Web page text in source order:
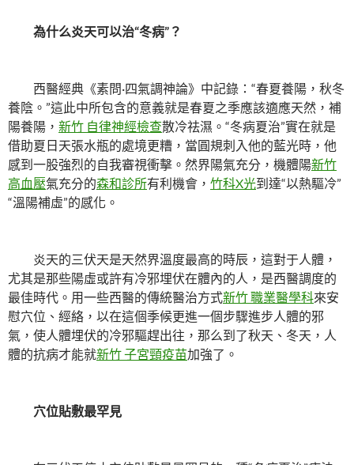
為什么炎天可以治“冬病”？
西醫經典《素問·四氣調神論》中記錄：“春夏養陽，秋冬
養陰。”這此中所包含的意義就是春夏之季應該適應天然，補
陽養陽， 新竹 自律神經檢查散冷祛濕。“冬病夏治”實在就是
借助夏日天張水瓶的處境更糟，當圓規刺入他的藍光時，他
感到一股強烈的自我審視衝擊。然界陽氣充分，機體陽新竹
高血壓氣充分的森和診所有利機會， 竹科X光到達“以熱驅冷”
“溫陽補虛”的感化。
炎天的三伏天是天然界溫度最高的時辰，這對于人體，
尤其是那些陽虛或許有冷邪埋伏在體內的人，是西醫調度的
最佳時代。用一些西醫的傳統醫治方式新竹 職業醫學科來安
慰穴位、經絡，以在這個季候更進一個步驟進步人體的邪
氣，使人體埋伏的冷邪驅趕出往，那么到了秋天、冬天，人
體的抗病才能就新竹 子宮頸疫苗加強了。
穴位貼敷最罕見